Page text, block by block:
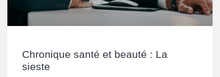
Chronique santé et beauté : La
sieste